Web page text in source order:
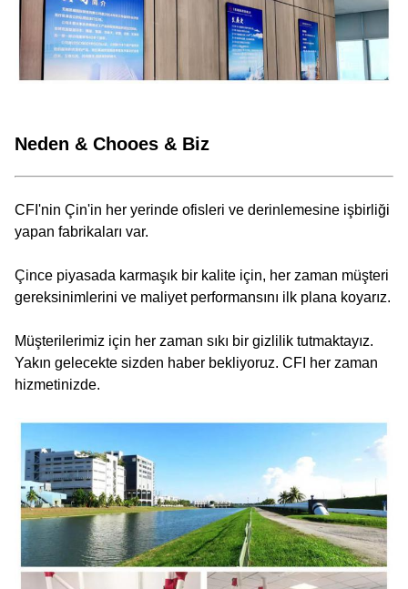
Neden & Chooes & Biz
CFI'nin Çin'in her yerinde ofisleri ve derinlemesine işbirliği
yapan fabrikaları var.
Çince piyasada karmaşık bir kalite için, her zaman müşteri
gereksinimlerini ve maliyet performansını ilk plana koyarız.
Müşterilerimiz için her zaman sıkı bir gizlilik tutmaktayız.
Yakın gelecekte sizden haber bekliyoruz. CFI her zaman
hizmetinizde.